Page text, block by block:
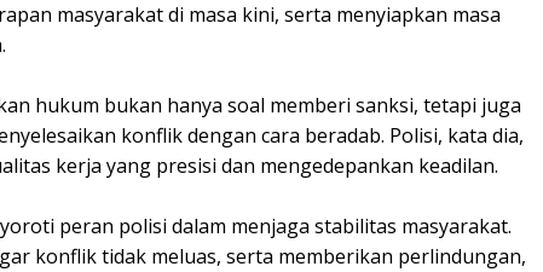
masyarakat di masa kini, serta menyiapkan masa
hukum bukan hanya soal memberi sanksi, tetapi juga
konflik dengan cara beradab. Polisi, kata dia,
kerja yang presisi dan mengedepankan keadilan.
peran polisi dalam menjaga stabilitas masyarakat.
konflik tidak meluas, serta memberikan perlindungan,